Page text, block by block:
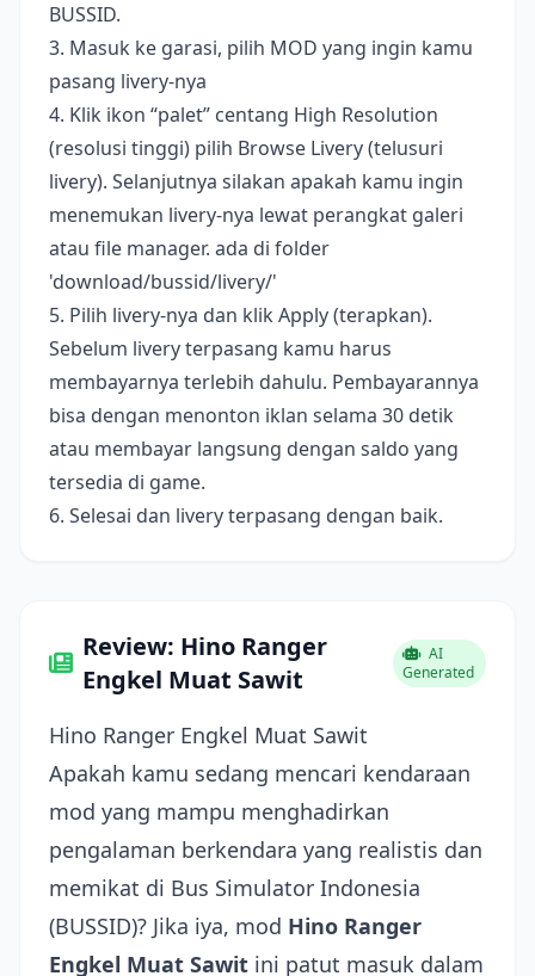
BUSSID.
3. Masuk ke garasi, pilih MOD yang ingin kamu
pasang livery-nya
4. Klik ikon “palet” centang High Resolution
(resolusi tinggi) pilih Browse Livery (telusuri
livery). Selanjutnya silakan apakah kamu ingin
menemukan livery-nya lewat perangkat galeri
atau file manager. ada di folder
'download/bussid/livery/'
5. Pilih livery-nya dan klik Apply (terapkan).
Sebelum livery terpasang kamu harus
membayarnya terlebih dahulu. Pembayarannya
bisa dengan menonton iklan selama 30 detik
atau membayar langsung dengan saldo yang
tersedia di game.
6. Selesai dan livery terpasang dengan baik.
Review: Hino Ranger
Engkel Muat Sawit
AI
Generated
Hino Ranger Engkel Muat Sawit
Apakah kamu sedang mencari kendaraan
mod yang mampu menghadirkan
pengalaman berkendara yang realistis dan
memikat di Bus Simulator Indonesia
(BUSSID)? Jika iya, mod Hino Ranger
Engkel Muat Sawit ini patut masuk dalam